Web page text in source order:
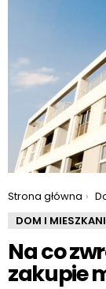
You are here:
Strona główna
DOM I
Na co
zakupie